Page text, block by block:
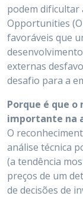
podem dificultar
Opportunities
favoráveis que
externas
desafio para a
Porque é que
importante na
O
análise técnica
(a tendência
preços de um
de decisões de